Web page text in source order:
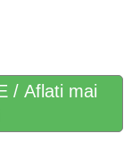
/ Aflati mai